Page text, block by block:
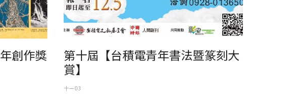
創作獎
第十屆【台積電青年書法暨篆刻大
賞】
十一 03